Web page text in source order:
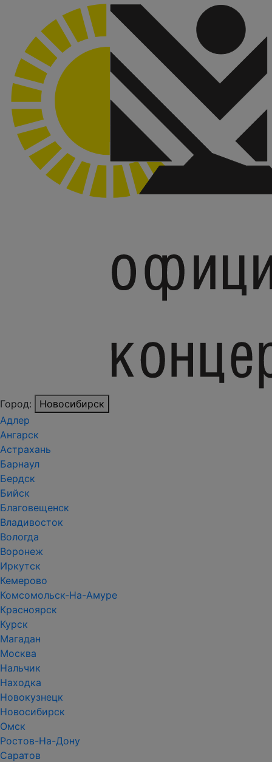
Город:
Новосибирск
Адлер
Ангарск
Астрахань
Барнаул
Бердск
Бийск
Благовещенск
Владивосток
Вологда
Воронеж
Иркутск
Кемерово
Комсомольск-На-Амуре
Красноярск
Курск
Магадан
Москва
Нальчик
Находка
Новокузнецк
Новосибирск
Омск
Ростов-На-Дону
Саратов